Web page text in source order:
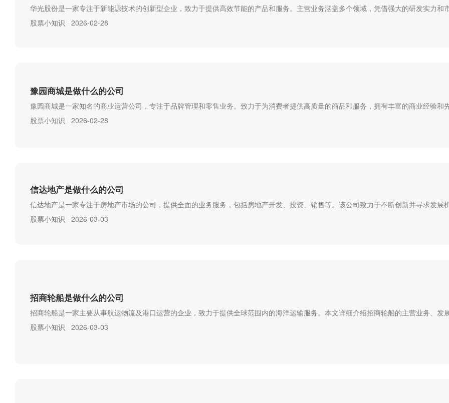
华光股份是一家专注于新能源技术的创新型企业，致力于提供高效节能的产品和服务。主营业务涵盖多个领域，凭借强大的研发实力和
股票小知识
2026-02-28
豫园商城是做什么的公司
豫园商城是一家知名的商业运营公司，专注于品牌管理和零售业务。致力于为消费者提供高质量的商品和服务，拥有丰富的商业经验和
股票小知识
2026-02-28
信达地产是做什么的公司
信达地产是一家专注于房地产市场的公司，提供全面的业务服务，包括房地产开发、投资、销售等。该公司致力于不断创新并寻求发展
股票小知识
2026-03-03
招商轮船是做什么的公司
招商轮船是一家主要从事航运物流及港口运营的企业，致力于提供全球范围内的海洋运输服务。本文详细介绍招商轮船的主营业务、发
股票小知识
2026-03-03